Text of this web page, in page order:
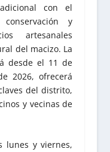
con el
y
artesanales
del macizo. La
desde el 11 de
2026, ofrecerá
del distrito,
y vecinas de
lunes y viernes,